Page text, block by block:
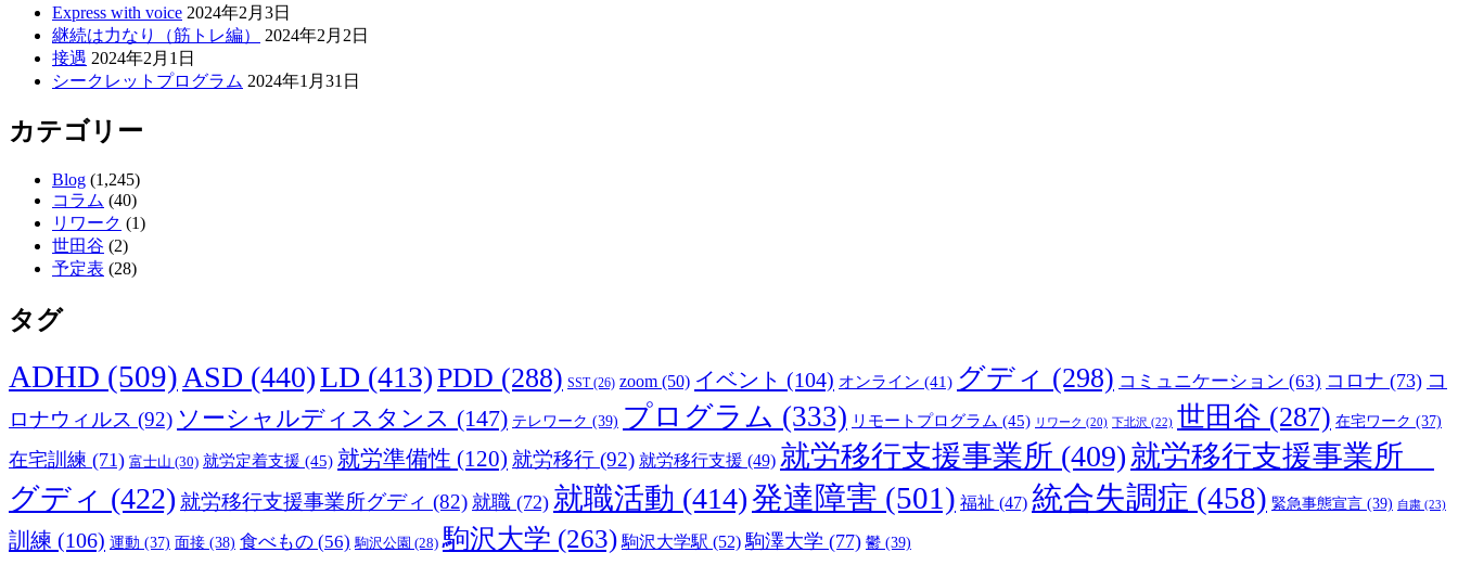
Express with voice 2024年2月3日
継続は力なり（筋トレ編）
2024年2月2日
接遇 2024年2月1日
シークレットプログラム 2024年1月31日
カテゴリー
Blog (1,245)
コラム (40)
リワーク (1)
世田谷 (2)
予定表 (28)
タグ
ADHD (509) ASD (440)LD (413)PDD (288) SST(26) zoom (50) イベント (104) オンライン (41) グディ (298) コミュニケーション (63) コロナ (73) コ
ロナウィルス (92) ソーシャルディスタンス (147) テレワーク (39) プログラム (333) リモートプログラム (45) リワーク (20) 下北沢 (22) 世田谷 (287) 在宅ワーク (37)
在宅訓練 (71) 富士山 (30) 就労定着支援 (45) 就労準備性 (120) 就労移行 (92) 就労移行支援 (49) 就労移行支援事業所 (409)就労移行支援事業所
グディ (422) 就労移行支援事業所グディ (82) 就職 (72) 就職活動 (414)発達障害 (501) 福祉 (47) 統合失調症 (458) 緊急事態宣言 (39) 自粛 (23)
訓練 (106) 運動 (37) 面接 (38) 食べもの (56) 駒沢公園 (28) 駒沢大学 (263) 駒沢大学駅 (52) 駒澤大学 (77) 鬱 (39)